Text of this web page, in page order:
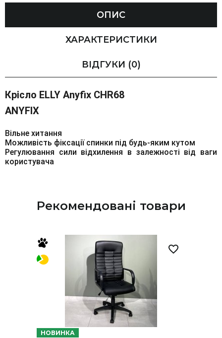
ОПИС
ХАРАКТЕРИСТИКИ
ВІДГУКИ (0)
Крісло ELLY Anyfix CHR68
ANYFIX
Вільне хитання
Можливість фіксації спинки під будь-яким кутом
Регулювання сили відхилення в залежності від ваги
користувача
Рекомендовані товари
НОВИНКА